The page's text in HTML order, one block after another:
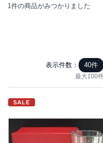
1件の商品がみつかりました
表示件数： 40件
最大100
SALE